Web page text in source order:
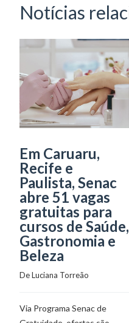
Notícias
Em Caruaru,
Recife e
Paulista, Senac
abre 51 vagas
gratuitas para
cursos de Saúde,
Gastronomia e
Beleza
De Luciana Torreão
Via Programa Senac de